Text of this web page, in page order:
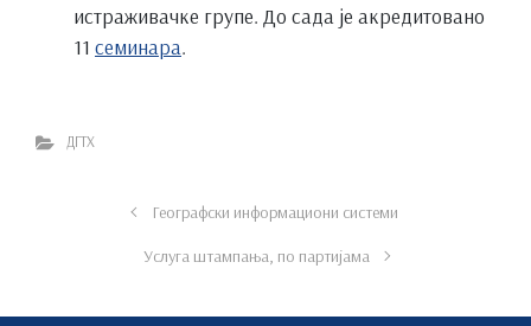
истраживачке групе. До сада је акредитовано
11 семинара.
ДГТХ
Географски информациони системи
Услуга штампања, по партијама